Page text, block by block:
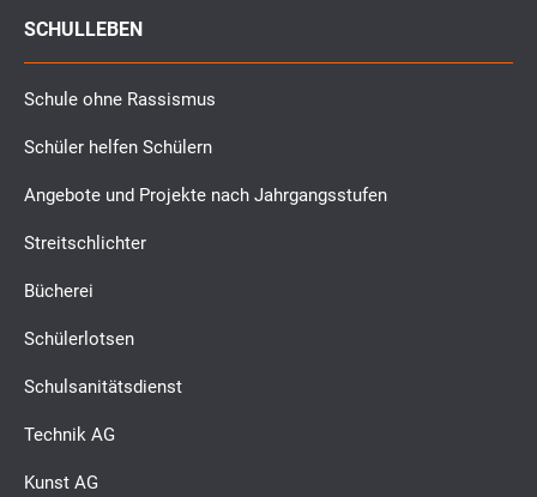
SCHULLEBEN
Schule ohne Rassismus
Schüler helfen Schülern
Angebote und Projekte nach Jahrgangsstufen
Streitschlichter
Bücherei
Schülerlotsen
Schulsanitätsdienst
Technik AG
Kunst AG